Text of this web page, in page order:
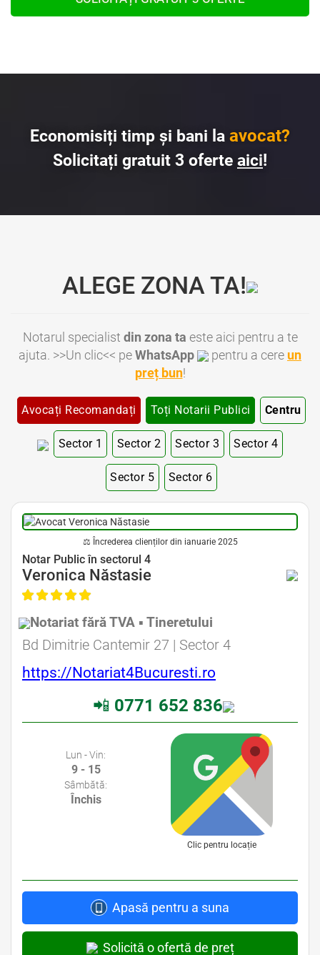
Economisiți timp și bani la avocat?
Solicitați gratuit 3 oferte aici!
ALEGE ZONA TA!
Notarul specialist din zona ta este aici pentru a te
ajuta. >>Un clic<< peWhatsApp pentru a cere un
preț bun!
Avocați Recomandați Toți Notarii Publici Centru
Sector 1 Sector 2 Sector 3 Sector 4
Sector 5 Sector 6
Publici Sector 2 Bucuresti • Notari Publici Sector 3 Bucuresti • Notari Publici Sector 4 Bucuresti • Notari Publici Sector 5 Bucuresti • Notari Publici Sector 6 Bucuresti
⚖ Încrederea clienților din ianuarie 2025
Notar Public în sectorul 4
Veronica Năstasie
Notariat fără TVA ▪ Tineretului
Bd Dimitrie Cantemir 27 | Sector 4
https://Notariat4Bucuresti.ro
📲 0771 652 836
Lun - Vin:
9 - 15
Sâmbătă:
Închis
Clic pentru locație
Apasă pentru a suna
Solicită o ofertă de preț